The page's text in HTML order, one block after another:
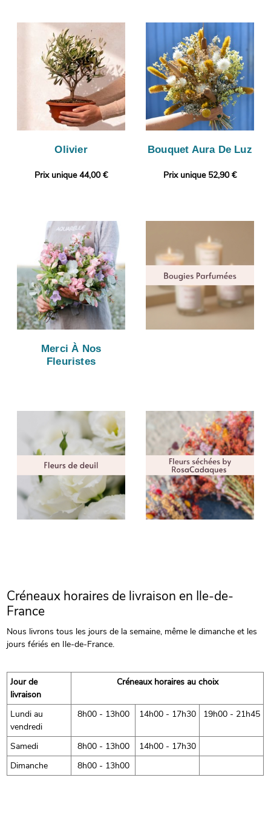
Olivier
Prix unique 44,00 €
Bouquet Aura De Luz
Prix unique 52,90 €
Merci À Nos
Fleuristes
Créneaux horaires de livraison en Ile-de-
France
Nous livrons tous les jours de la semaine, même le dimanche et les
jours fériés en Ile-de-France.
Jour de
livraison
Créneaux horaires au choix
Lundi au
vendredi
8h00 - 13h00 14h00 - 17h30 19h00 - 21h45
Samedi 8h00 - 13h00
14h00 - 17h30
Dimanche
8h00 - 13h00